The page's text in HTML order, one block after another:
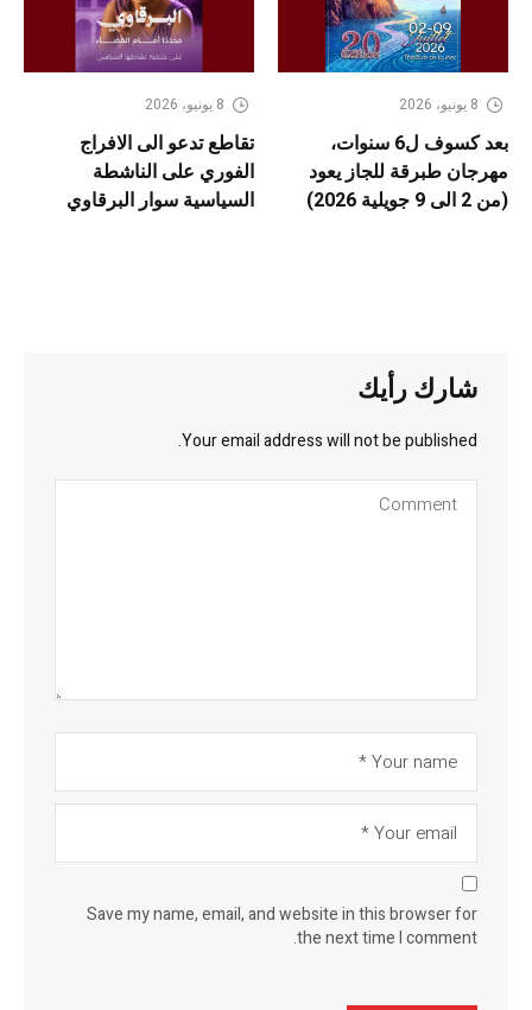
8 يونيو، 2026
بعد كسوف ل6 سنوات،
مهرجان طبرقة للجاز يعود
(من 2 الى 9 جويلية 2026)
8 يونيو، 2026
تقاطع تدعو الى الافراج
الفوري على الناشطة
السياسية سوار البرقاوي
شارك رأيك
Your email address will not be published.
Save my name, email, and website in this browser for
the next time I comment.